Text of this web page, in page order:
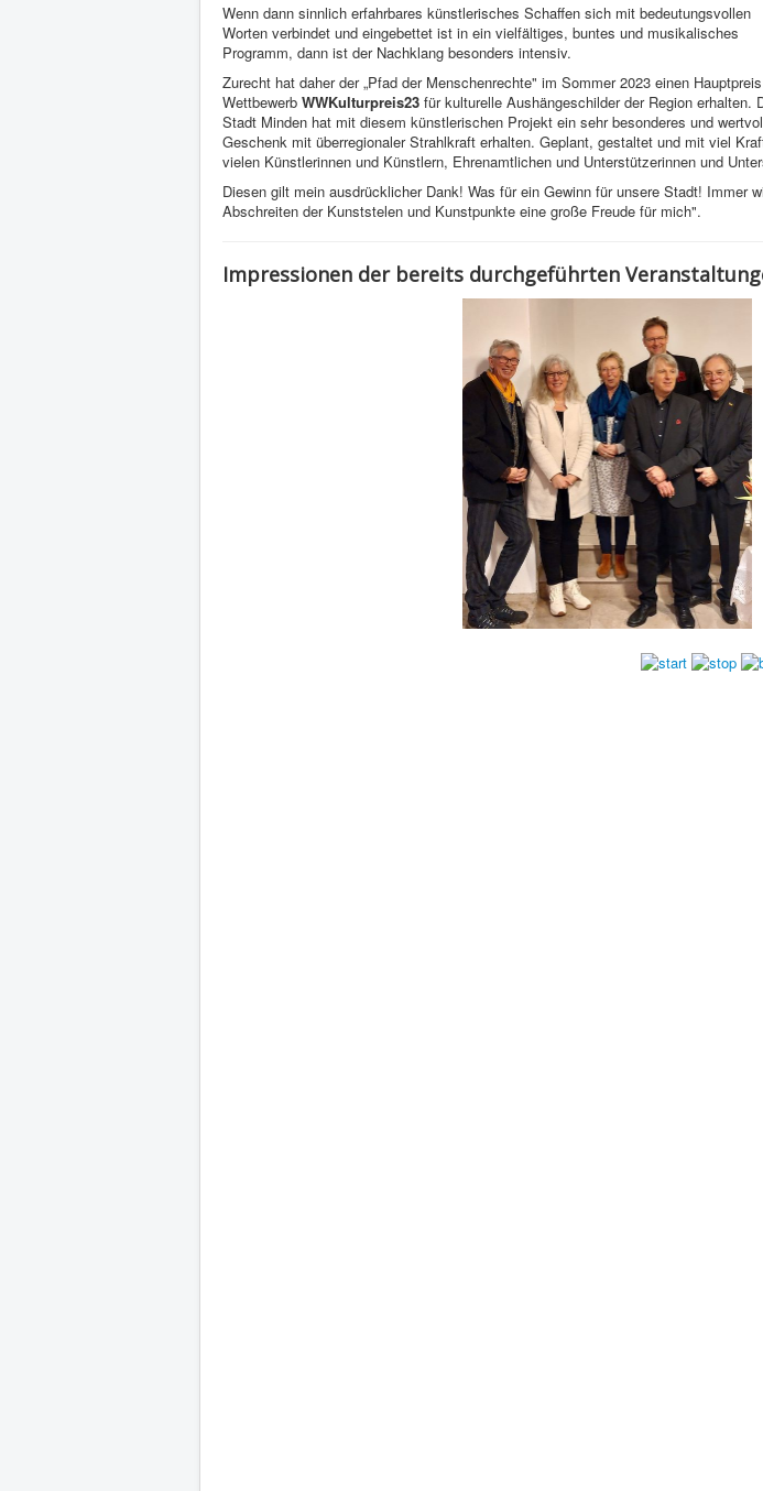
Wenn dann sinnlich erfahrbares künstlerisches Schaffen sich mit bedeutungsvollen
Worten verbindet und eingebettet ist in ein vielfältiges, buntes und musikalisches
Programm, dann ist der Nachklang besonders intensiv.
Zurecht hat daher der „Pfad der Menschenrechte" im Sommer 2023 einen
Wettbewerb WWKulturpreis23 für kulturelle Aushängeschilder der Region erhalten.
Stadt Minden hat mit diesem künstlerischen Projekt ein sehr besonderes und
Geschenk mit überregionaler Strahlkraft erhalten. Geplant, gestaltet und mit viel
vielen Künstlerinnen und Künstlern, Ehrenamtlichen und Unterstützerinnen und
Diesen gilt mein ausdrücklicher Dank! Was für ein Gewinn für unsere Stadt! Immer
Abschreiten der Kunststelen und Kunstpunkte eine große Freude für mich".
Impressionen der bereits durchgeführten